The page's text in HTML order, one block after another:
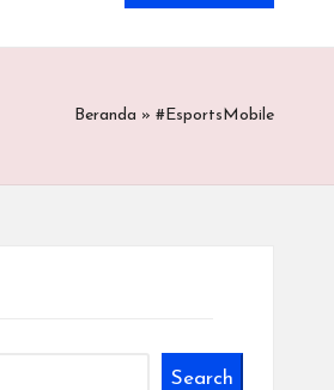
Beranda » #EsportsMobile
Search